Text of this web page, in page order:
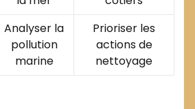
Analyser la
pollution
marine
Prioriser les
actions de
nettoyage